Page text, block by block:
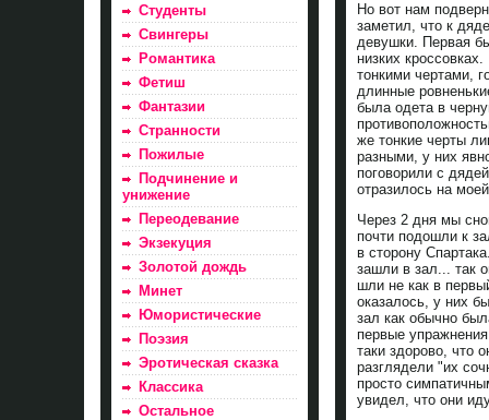
Студенты
Свингеры
Романтика
Фетиш
Фантазии
Странности
Пожилые
Подчинение и
унижение
Переодевание
Экзекуция
Золотой дождь
Минет
Юмористические
Поэзия
Эротическая сказка
Классика
Остальное
Но вот нам
заметил, что к
девушки. Первая
низких
тонкими чертами,
длинные
была одета в
же тонкие черты
разными, у них
поговорили с
отразилось на
Через 2 дня мы
почти подошли к
в сторону
зашли в зал... так
шли не как в
оказалось, у них
зал как обычно
первые
таки здорово, что
разглядели "их
просто
увидел, что они